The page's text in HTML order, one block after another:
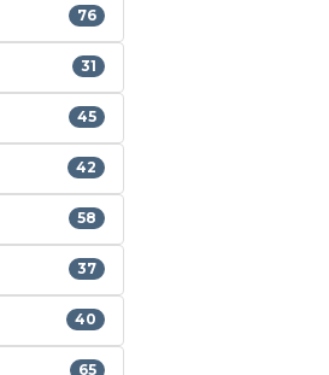
76
31
45
42
58
37
40
65